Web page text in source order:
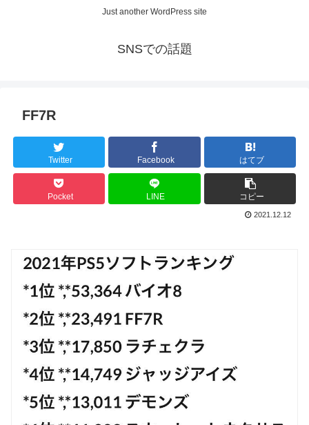
Just another WordPress site
SNSでの話題
FF7R
Twitter Facebook はてブ
Pocket LINE コピー
2021.12.12